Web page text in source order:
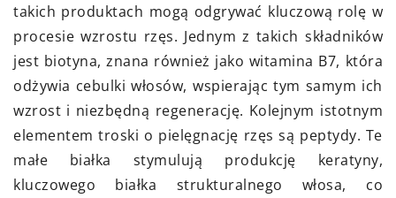
takich produktach mogą odgrywać kluczową rolę w
procesie wzrostu rzęs. Jednym z takich składników
jest biotyna, znana również jako witamina B7, która
odżywia cebulki włosów, wspierając tym samym ich
wzrost i niezbędną regenerację. Kolejnym istotnym
elementem troski o pielęgnację rzęs są peptydy. Te
małe białka stymulują produkcję keratyny,
kluczowego białka strukturalnego włosa, co